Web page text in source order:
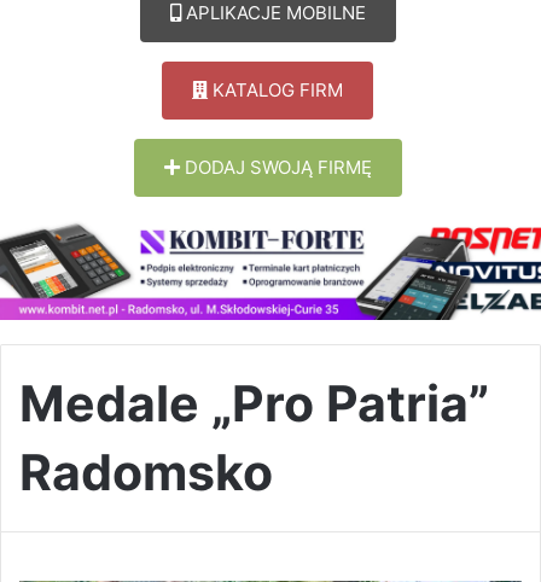
APLIKACJE MOBILNE
KATALOG FIRM
DODAJ SWOJĄ FIRMĘ
Medale „Pro Patria”
Radomsko